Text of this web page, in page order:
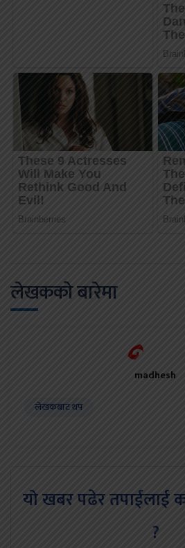
लेखकको बारेमा
madhesh
लेखकबाट थप
यो खबर पढेर तपाईलाई
?